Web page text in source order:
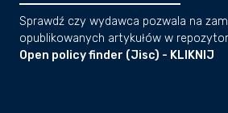
Sprawdź czy wydawca pozwala na
opublikowanych artykułów w
Open policy finder (Jisc) - KLIKNIJ